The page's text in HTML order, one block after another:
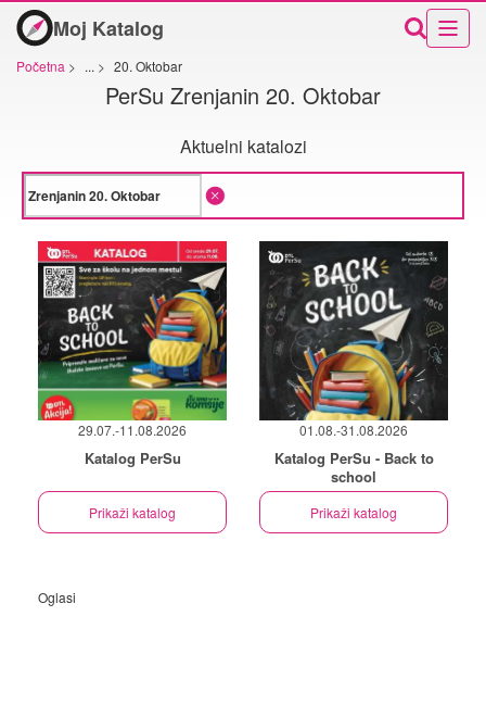
Moj Katalog
Početna > ... > 20. Oktobar
PerSu Zrenjanin 20. Oktobar
Aktuelni katalozi
29.07.-11.08.2026
Katalog PerSu
Prikaži katalog
01.08.-31.08.2026
Katalog PerSu - Back to
school
Prikaži katalog
Oglasi